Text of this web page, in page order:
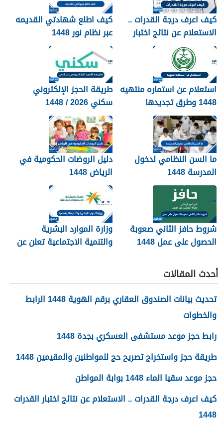
كيف اعرف درجة القدرات ..
الاستعلام عن نتائج اختبار
القدرات 1448
كيف اطلع شهادتي القديمه
عبر نظام نور 1448
استعلام عن استماره منتهيه
1448 وطرق تجديدها
طريقة الحجز الإلكتروني
سكني 2026 / 1448
بالتفصيل
ما السن النظامي لدخول
المدرسة 1448
دليل الروضات الحكومية في
الرياض 1448
شروط حافز الثاني صعوبة
الحصول على عمل 1448
وزارة الموارد البشرية
والتنمية الاجتماعية تعلن عن
1448
أحدث المقالات
تحديث بيانات الصندوق العقاري برقم الهوية 1448 الرابط
والخطوات
رابط حجز موعد مستشفى العسكري بجدة 1448
طريقة حجز واستخراج تصريح حج للمواطنين والمقيمين 1448
حجز موعد سقيا الماء 1448 بوابة المواطن
كيف اعرف درجة القدرات .. الاستعلام عن نتائج اختبار القدرات
1448